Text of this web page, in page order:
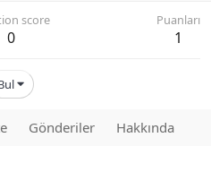
score
0
Puanları
1
Gönderiler Hakkında